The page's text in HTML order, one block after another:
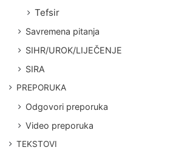
Tefsir
Savremena pitanja
SIHR/UROK/LIJEČENJE
SIRA
PREPORUKA
Odgovori preporuka
Video preporuka
TEKSTOVI